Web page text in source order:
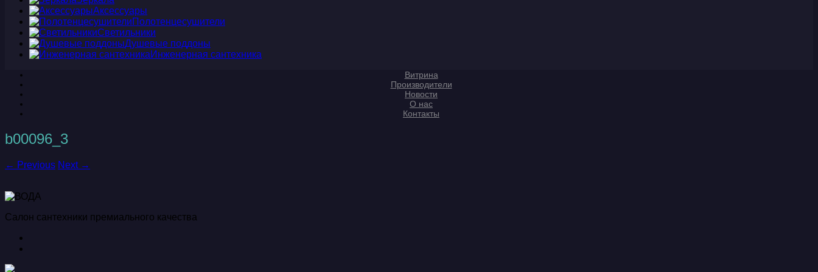
Аксессуары
Полотенцесушители
Светильники
Душевые поддоны
Инженерная сантехника
Витрина
Производители
Новости
О нас
Контакты
b00096_3
← Previous Next →
Салон сантехники премиального качества